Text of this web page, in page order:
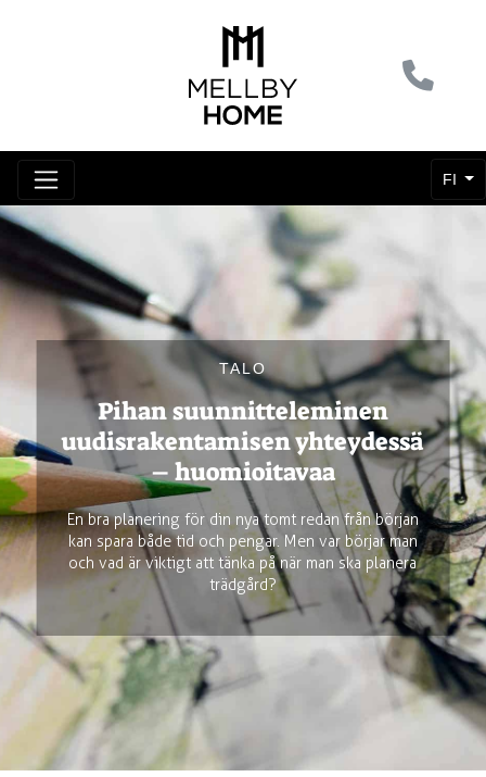
FI
TALO
Pihan suunnitteleminen
uudisrakentamisen yhteydessä
– huomioitavaa
En bra planering för din nya tomt redan från början
kan spara både tid och pengar. Men var börjar man
och vad är viktigt att tänka på när man ska planera
trädgård?